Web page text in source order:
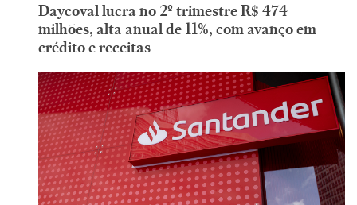
Daycoval lucra no 2º trimestre R$ 474
milhões, alta anual de 11%, com avanço em
crédito e receitas